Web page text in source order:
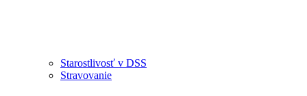
Starostlivosť v DSS
Stravovanie